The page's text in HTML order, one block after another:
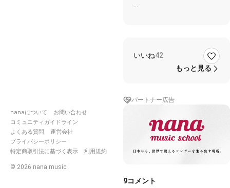
nanaについて
お問い合わせ
コミュニティガイドライン
よくある質問
運営会社
プライバシーポリシー
特定商取引法に基づく表示
利用規約
© 2026 nana music
music.com/sounds/
music.com/sounds/
いいね42
もっと見る
パートナー広告
9コメント